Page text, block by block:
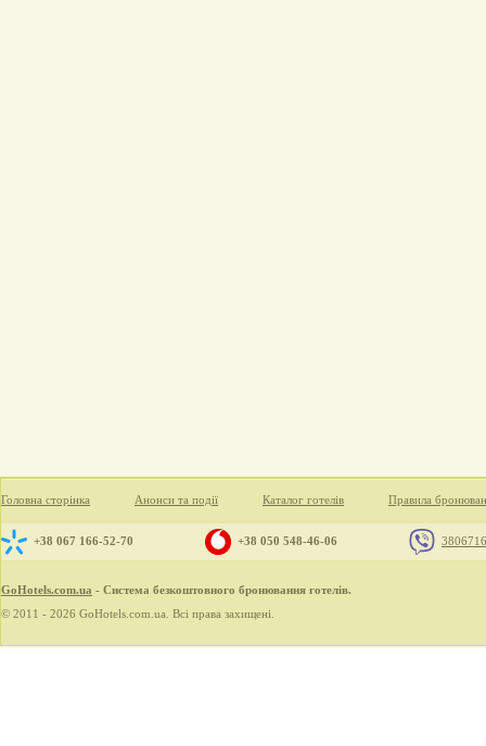
Головна сторінка Анонси та події Каталог готелів Правила
+38 067 166-52-70 +38 050 548-46-06
GoHotels.com.ua - Система безкоштовного бронювання готелів.
© 2011 - 2026 GoHotels.com.ua. Всі права захищені.